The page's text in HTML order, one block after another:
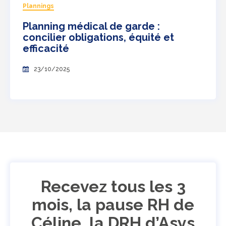
Plannings
Planning médical de garde :
concilier obligations, équité et
efficacité
23/10/2025
Recevez tous les 3
mois, la pause RH de